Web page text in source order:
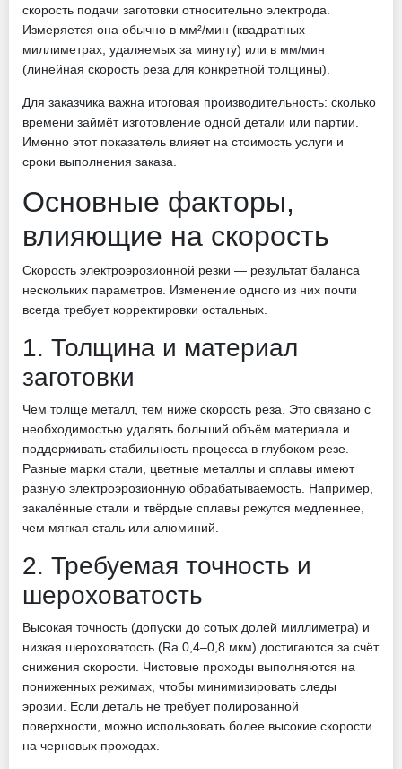
скорость подачи заготовки относительно электрода.
Измеряется она обычно в мм²/мин (квадратных
миллиметрах, удаляемых за минуту) или в мм/мин
(линейная скорость реза для конкретной толщины).
Для заказчика важна итоговая производительность: сколько
времени займёт изготовление одной детали или партии.
Именно этот показатель влияет на стоимость услуги и
сроки выполнения заказа.
Основные факторы,
влияющие на скорость
Скорость электроэрозионной резки — результат баланса
нескольких параметров. Изменение одного из них почти
всегда требует корректировки остальных.
1. Толщина и материал
заготовки
Чем толще металл, тем ниже скорость реза. Это связано с
необходимостью удалять больший объём материала и
поддерживать стабильность процесса в глубоком резе.
Разные марки стали, цветные металлы и сплавы имеют
разную электроэрозионную обрабатываемость. Например,
закалённые стали и твёрдые сплавы режутся медленнее,
чем мягкая сталь или алюминий.
2. Требуемая точность и
шероховатость
Высокая точность (допуски до сотых долей миллиметра) и
низкая шероховатость (Ra 0,4–0,8 мкм) достигаются за счёт
снижения скорости. Чистовые проходы выполняются на
пониженных режимах, чтобы минимизировать следы
эрозии. Если деталь не требует полированной
поверхности, можно использовать более высокие скорости
на черновых проходах.